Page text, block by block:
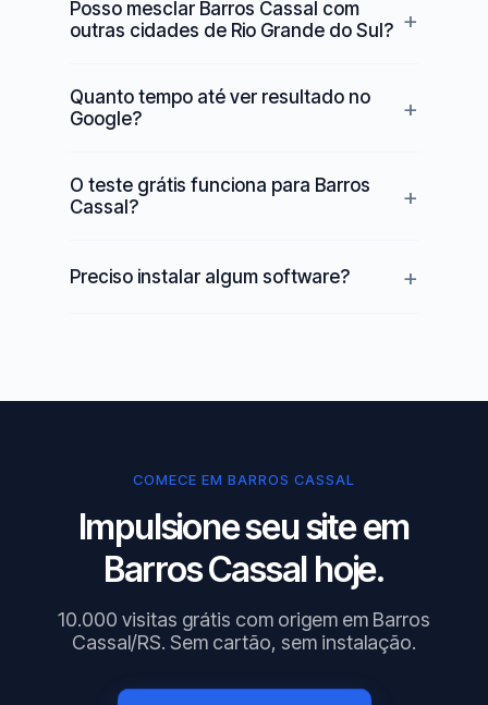
Posso mesclar Barros Cassal com
outras cidades de Rio Grande do Sul?
Quanto tempo até ver resultado no
Google?
O teste grátis funciona para Barros
Cassal?
Preciso instalar algum software?
COMECE EM BARROS CASSAL
Impulsione seu site em
Barros Cassal hoje.
10.000 visitas grátis com origem em Barros
Cassal/RS. Sem cartão, sem instalação.